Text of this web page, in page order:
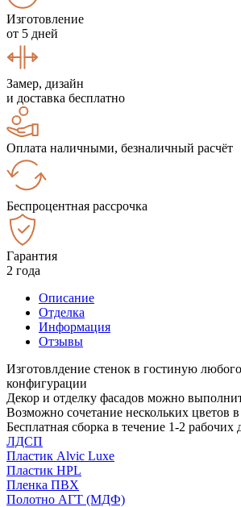
Изготовление
от 5 дней
Замер, дизайн
и доставка бесплатно
Оплата наличными, безналичный расчёт
Беспроцентная рассрочка
Гарантия
2 года
Описание
Отделка
Информация
Отзывы
Изготовлдение стенок в гостиную
конфигурации
Декор и отделку фасадов можно
Возможно сочетание нескольких цветов
Бесплатная сборка в течение 1-2 рабочих
ЛДСП
Пластик Alvic Luxe
Пластик HPL
Пленка ПВХ
Полотно АГТ (МДФ)